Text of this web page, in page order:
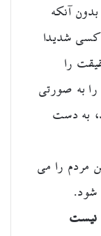
آنکه
شدیدا
را
به صورتی
به دست
مردم را می
شود.
نیست